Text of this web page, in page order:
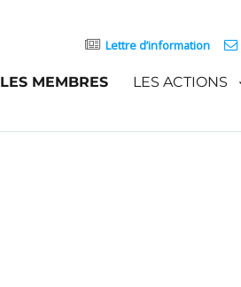
Lettre d’information
LES MEMBRES LES ACTIONS